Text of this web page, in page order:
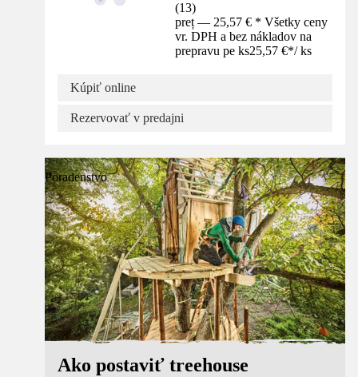
(13)
preț — 25,57 € * Všetky ceny
vr. DPH a bez nákladov na
prepravu pe ks25,57 €*/ ks
Kúpiť online
Rezervovať v predajni
Poradenstvo
Ako postaviť treehouse